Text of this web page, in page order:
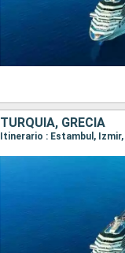
TURQUÍA, GRECIA
Itinerario : Estambul,